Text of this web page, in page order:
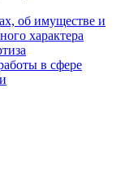
об имуществе и
характера
в сфере